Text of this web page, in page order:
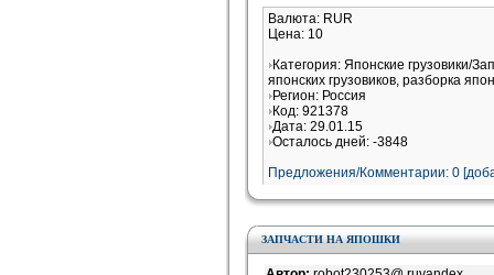
Валюта: RUR
Цена: 10
Категория: Японские грузовики/
японских грузовиков, разборка
Регион: Россия
Код: 921378
Дата: 29.01.15
Осталось дней: -3848
Предложения/Комментарии: 0
ЗАПЧАСТИ НА ЯПОШКИ